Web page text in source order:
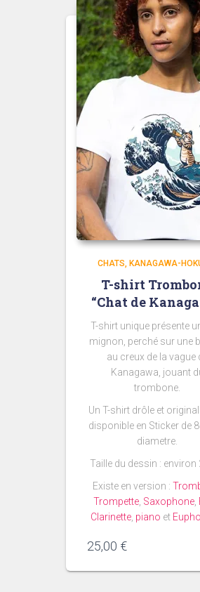
CHATS KANAGAWA-
T-shirt
“Chat de
T-shirt unique présente
mignon, perché sur une
au creux de la vague
Kanagawa, jouant
trombone.
Un T-shirt drôle et
disponible en Sticker de
diametre.
Taille du dessin : environ
Existe en version :
Trompette, Saxophone,
Clarinette piano et
25,00 €